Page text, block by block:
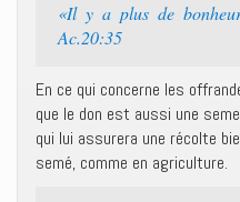
«Il y a plus de
Ac.20:35
En ce qui concerne les
que le don est aussi une
qui lui assurera une récolte
semé, comme en agriculture.